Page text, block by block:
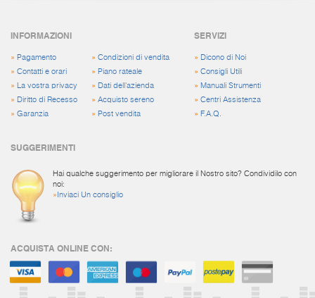
INFORMAZIONI
» Pagamento
» Contatti e orari
» La vostra privacy
» Diritto di Recesso
» Garanzia
» Condizioni di vendita
» Piano rateale
» Dati dell'azienda
» Acquisto sereno
» Post vendita
SERVIZI
» Dicono di Noi
»Consigli Utili
» Manuali Strumenti
»Centri Assistenza
» F.A.Q.
SUGGERIMENTI
Hai qualche suggerimento per migliorare il Nostro sito? Condividilo con
noi:
» Inviaci Un consiglio
ACQUISTA ONLINE CON: